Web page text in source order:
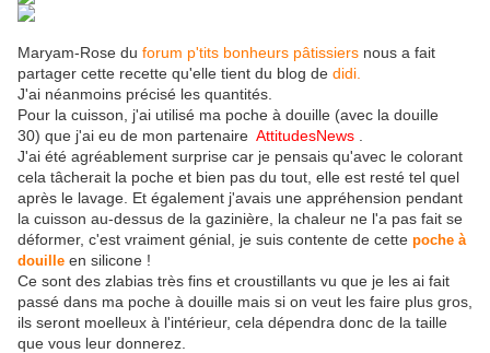
Maryam-Rose du forum p'tits bonheurs pâtissiers nous a fait
partager cette recette qu'elle tient du blog de didi.
J'ai néanmoins précisé les quantités.
Pour la cuisson, j'ai utilisé ma poche à douille (avec la douille
30) que j'ai eu de mon partenaire AttitudesNews
J'ai été agréablement surprise car je pensais qu'avec le colorant
cela tâcherait la poche et bien pas du tout, elle est resté tel quel
après le lavage. Et également j'avais une appréhension pendant
la cuisson au-dessus de la gazinière, la chaleur ne l'a pas fait se
déformer, c'est vraiment génial, je suis contente de cette poche à
douille en silicone !
Ce sont des zlabias très fins et croustillants vu que je les ai fait
passé dans ma poche à douille mais si on veut les faire plus gros,
ils seront moelleux à l'intérieur, cela dépendra donc de la taille
que vous leur donnerez.